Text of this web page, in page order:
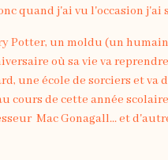
quand j'ai vu l'occasion j'ai
Potter, un moldu (un
où sa vie va
une école de sorciers et va
cours de cette année
Mac Gonagall... et